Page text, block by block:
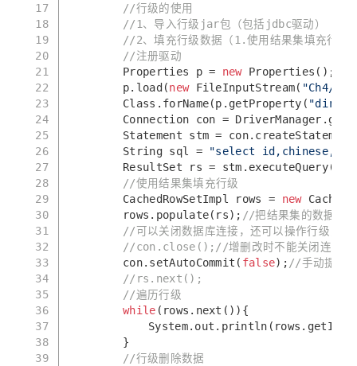
17
18
19
20
21
22
23
24
25
26
27
28
29
30
31
32
33
34
35
36
37
38
39
//行级的使用
//1、导入行级jar包（包括jdbc驱动）
//2、填充行级数据（1.使用结果集填充行级
//注册驱动
		Properties p =
new Properties();
		p.load(
new FileInputStream( "Ch4/
		Class.forName(p.getProperty(
Connection con =
Statement stm =
		String sql =
"select
ResultSet rs =
//使用结果集填充行级
		CachedRowSetImpl rows =
new
		rows.populate(rs);
//把结果集的数据复
//可以关闭数据库连接，还可以操作行级，但
//con.close();//增删改时不能关闭连接
		con.setAutoCommit(
false); //手动提交
//rs.next();
//遍历行级
while (rows.next()){
			System.out.println(rows.getInt(
		}
//行级删除数据